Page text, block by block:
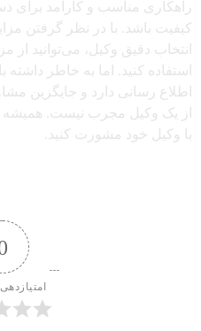
راهکاری مناسب و کارآمد برای
کیفیت باشد. با در نظر گرفتن
انتخاب دقیق وکیل، می‌توانید از
استفاده کنید. اما به خاطر
اطلاع رسانی دارد و جایگزین
از یک وکیل مجرب نیست. همیشه
با وکیل خود مشورت کنید.